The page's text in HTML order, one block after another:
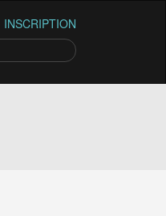
INSCRIPTION